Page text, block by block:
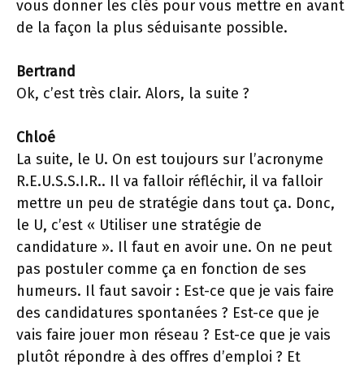
vous donner les clés pour vous mettre en avant
de la façon la plus séduisante possible.
Bertrand
Ok, c’est très clair. Alors, la suite ?
Chloé
La suite, le U. On est toujours sur l’acronyme
R.E.U.S.S.I.R.. Il va falloir réfléchir, il va falloir
mettre un peu de stratégie dans tout ça. Donc,
le U, c’est « Utiliser une stratégie de
candidature ». Il faut en avoir une. On ne peut
pas postuler comme ça en fonction de ses
humeurs. Il faut savoir : Est-ce que je vais faire
des candidatures spontanées ? Est-ce que je
vais faire jouer mon réseau ? Est-ce que je vais
plutôt répondre à des offres d’emploi ? Et